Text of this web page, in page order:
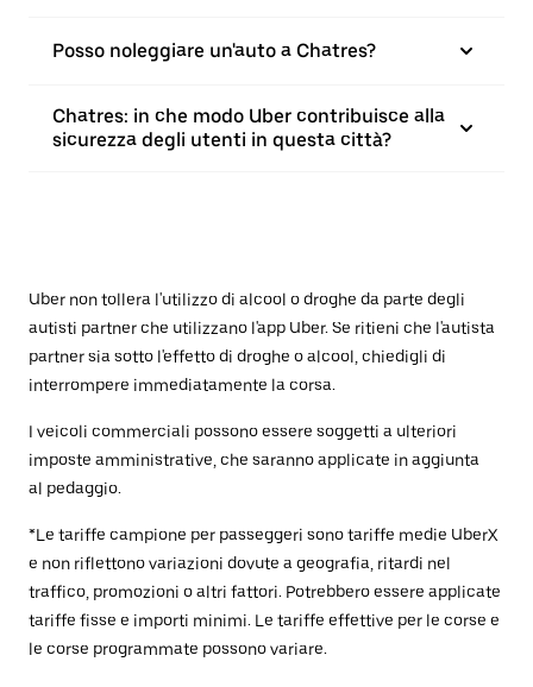
Posso noleggiare un'auto a Chatres?
Chatres: in che modo Uber contribuisce alla
sicurezza degli utenti in questa città?
Uber non tollera l'utilizzo di alcool o droghe da parte degli
autisti partner che utilizzano l'app Uber. Se ritieni che l'autista
partner sia sotto l'effetto di droghe o alcool, chiedigli di
interrompere immediatamente la corsa.
I veicoli commerciali possono essere soggetti a ulteriori
imposte amministrative, che saranno applicate in aggiunta
al pedaggio.
*Le tariffe campione per passeggeri sono tariffe medie UberX
e non riflettono variazioni dovute a geografia, ritardi nel
traffico, promozioni o altri fattori. Potrebbero essere applicate
tariffe fisse e importi minimi. Le tariffe effettive per le corse e
le corse programmate possono variare.